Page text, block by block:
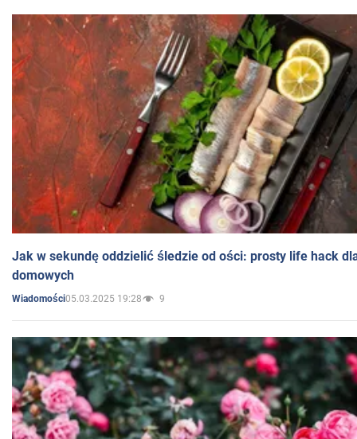
Jak w sekundę oddzielić śledzie od ości: prosty life hack
domowych
Wiadomości05.03.2025 19:28 9